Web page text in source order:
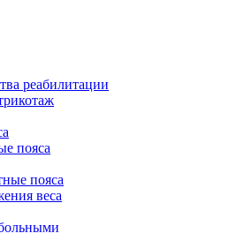
реабилитации
пояса
пояса
веса